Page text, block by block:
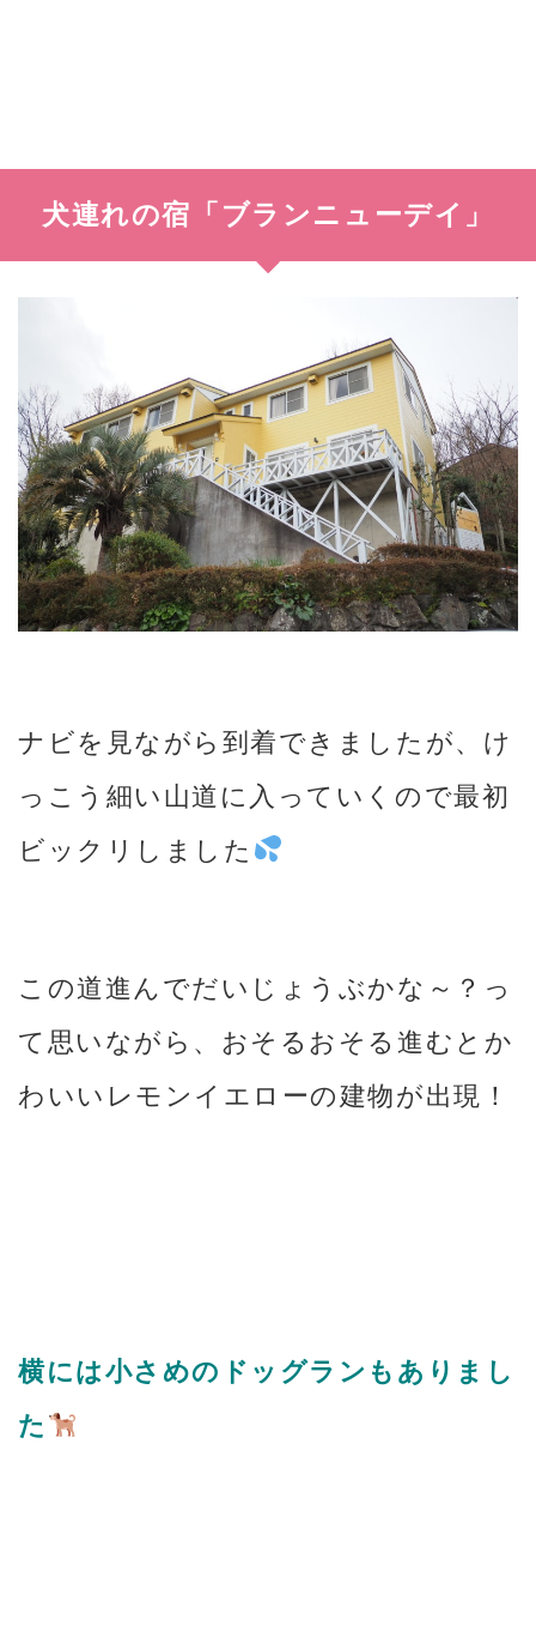
犬連れの宿「ブランニューデイ」
ナビを見ながら到着できましたが、け
っこう細い山道に入っていくので最初
ビックリしました
この道進んでだいじょうぶかな～？っ
て思いながら、おそるおそる進むとか
わいいレモンイエローの建物が出現！
横には小さめのドッグランもありまし
た